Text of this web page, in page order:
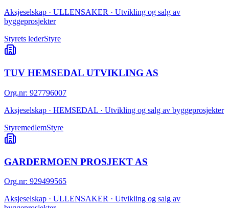
Aksjeselskap · ULLENSAKER · Utvikling og salg av
byggeprosjekter
Styrets lederStyre
TUV HEMSEDAL UTVIKLING AS
Org.nr: 927796007
Aksjeselskap · HEMSEDAL · Utvikling og salg av byggeprosjekter
StyremedlemStyre
GARDERMOEN PROSJEKT AS
Org.nr: 929499565
Aksjeselskap · ULLENSAKER · Utvikling og salg av